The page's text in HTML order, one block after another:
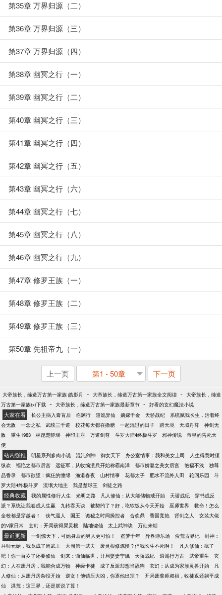
第35章 万界归源（二）
第36章 万界归源（三）
第37章 万界归源（四）
第38章 幽冥之行（一）
第39章 幽冥之行（二）
第40章 幽冥之行（三）
第41章 幽冥之行（四）
第42章 幽冥之行（五）
第43章 幽冥之行（六）
第44章 幽冥之行（七）
第45章 幽冥之行（八）
第46章 幽冥之行（九）
第47章 修罗王族（一）
第48章 修罗王族（二）
第49章 修罗王族（三）
第50章 先祖帝九（一）
上一页 第1 - 50章 下一页
大帝族长，缔造万古第一家族 皓影月 - 大帝族长，缔造万古第一家族全文阅读 - 大帝族长，缔造
万古第一家族txt下载 - 大帝族长，缔造万古第一家族最新章节 - 好看的玄幻魔法小说
大家在看 长公主病入膏肓后 临渊行 道诡异仙 嫡嫁千金 天骄战纪
系统赋我长生，活着终
会无敌
一念之私 武映三千道 校花每天都在撒糖 一起混过的日子 踏天境 天域丹尊
神剑无
敌
重生1983 林昆楚静瑶 神印王座 万道剑尊 斗罗大陆4终极斗罗 邪神传说
帝皇的告死天
使
站内强推 明星系列多肉小说 混沌剑神 御女天下 办公室情事：我和美女上司
人生得意时须
纵欢
福艳之都市后宫 远征军，从收编溃兵开始称霸南洋 都市娇妻之美女后宫 艳福不浅
独尊
品香录
都市欲望：疯狂的缠绵 渔港春夜 山村情事 花都太子 肥水不流外人田 轮回乐园
斗
罗大陆4终极斗罗
流氓大地主 我是楚球王 剑徒之路
经典收藏 我的属性修行人生 光明之路 凡人修仙：从大能储物戒开始 天骄战纪
穿书成反
派？系统让我卷成人生赢
九转吞天诀 被契约了？好，吃软饭从今天开始 巫师世界
救命！怎么
全校都是穿越者！
侠气逼人 国王 诡秘之时间操控者 合欢鼎 香国竞艳 背剑之人
女装大佬
的V家日常
玄幻：开局获得屎灵根 陆地键仙 太上武神诀 万仙来朝
最近更新 一剑惊天下，可她身后的男人更可怕！ 盗梦千年 异界游乐场 蛮荒古界记
封神：
拜师元始，我竟成了周武王
大周第一武夫 废灵根修炼慢？但我长生不死啊！
凡人修仙：疯了
吧！你一百岁了还要修仙
剑来：谪仙临世，开局娶妻宁姚 天骄战纪 逍遥行万古 武帝重生
玄
幻：人在废丹房，我能合成万物
神级卡徒 成了反派却想当舔狗 玄幻：从成为家族灵兽开始
凡
人修仙：从废丹房杂役开始
逆女！他镇压大凶，你逐他出宗？
开局废柴师叔祖，收徒返还躺平成
仙
洪荒：这三界，还是朕说了算！